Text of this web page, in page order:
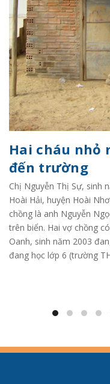
Hai cháu nhỏ
đến trường
Chị Nguyễn Thị Sự, sinh
Hoài Hải, huyện Hoài
chồng là anh Nguyễn
trên biển. Hai vợ chồng
Oanh, sinh năm 2003
đang học lớp 6 (trường